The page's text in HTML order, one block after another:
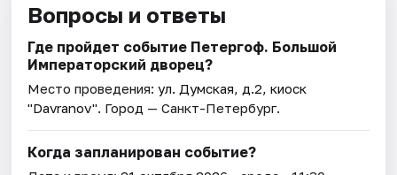
Вопросы и ответы
Где пройдет событие Петергоф. Большой
Императорский дворец?
Место проведения:ул. Думская, д.2, киоск
"Davranov". Город — Санкт-Петербург.
Когда запланирован событие?